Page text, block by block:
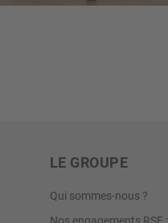
LE GROUPE
Qui sommes-nous ?